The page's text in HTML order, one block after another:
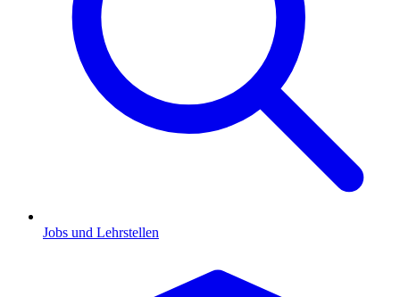
Jobs und Lehrstellen